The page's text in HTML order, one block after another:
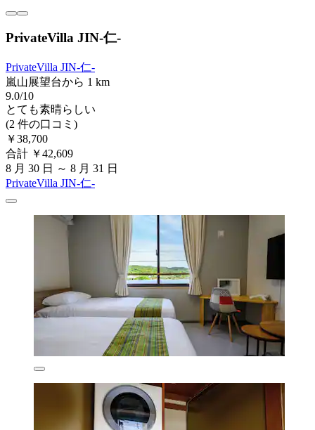
PrivateVilla JIN-仁-
PrivateVilla JIN-仁-
嵐山展望台から 1 km
9.0/10
とても素晴らしい
(2 件の口コミ)
￥38,700
合計 ￥42,609
8 月 30 日 ～ 8 月 31 日
PrivateVilla JIN-仁-